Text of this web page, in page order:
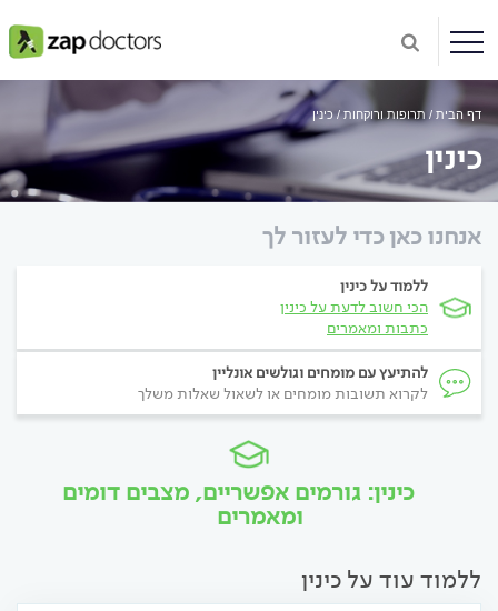
דף הבית תרופות ורוקחות כינין
כינין
אנחנו כאן כדי לעזור לך
ללמוד על כינין
הכי חשוב לדעת על כינין
כתבות ומאמרים
להתיעץ עם מומחים וגולשים אונליין
לקרוא תשובות מומחים או לשאול שאלות משלך
כינין: גורמים אפשריים, מצבים דומים
ומאמרים
ללמוד עוד על כינין